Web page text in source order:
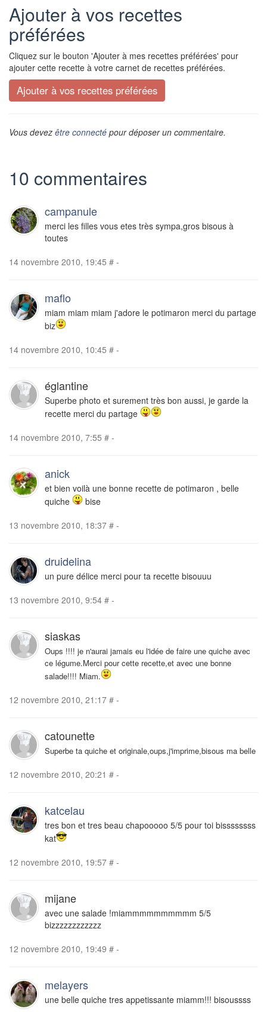
Ajouter à vos recettes
préférées
Cliquez sur le bouton 'Ajouter à mes recettes préférées' pour
ajouter cette recette à votre carnet de recettes préférées.
Vous devez être connecté pour déposer un commentaire.
10 commentaires
campanule
merci les filles vous etes très sympa,gros bisous à
toutes
14 novembre 2010, 19:45 # -
maflo
miam miam miam j'adore le potimaron merci du partage
biz
14 novembre 2010, 10:45 # -
églantine
Superbe photo et surement très bon aussi, je garde la
recette merci du partage
14 novembre 2010, 7:55 # -
anick
et bien voilà une bonne recette de potimaron , belle
quiche
bise
13 novembre 2010, 18:37 # -
druidelina
un pure délice merci pour ta recette bisouuu
13 novembre 2010, 9:54 # -
siaskas
Oups !!!! je n'aurai jamais eu l'idée de faire une quiche avec
ce légume.Merci pour cette recette,et avec une bonne
salade!!!! Miam.
12 novembre 2010, 21:17 # -
catounette
Superbe ta quiche et originale,oups,j'imprime,bisous ma belle
12 novembre 2010, 20:21 # -
katcelau
tres bon et tres beau chapooooo 5/5 pour toi bissssssss
kat
12 novembre 2010, 19:57 # -
mijane
avec une salade !miammmmmmmmmm 5/5
bizzzzzzzzzzzz
12 novembre 2010, 19:49 # -
melayers
une belle quiche tres appetissante miamm!!! bisoussss